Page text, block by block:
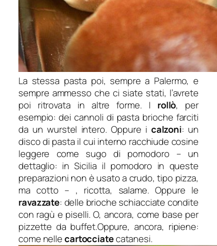
La stessa pasta poi, sempre a Palermo, e
sempre ammesso che ci siate stati, l’avrete
poi ritrovata in altre forme. I rollò, per
esempio: dei cannoli di pasta brioche farciti
da un wurstel intero. Oppure i calzoni: un
disco di pasta il cui interno racchiude cosine
leggere come sugo di pomodoro – un
dettaglio: in Sicilia il pomodoro in queste
preparazioni non è usato a crudo, tipo pizza,
ma cotto – , ricotta, salame. Oppure le
ravazzate: delle brioche schiacciate condite
con ragù e piselli. O, ancora, come base per
pizzette da buffet.Oppure, ancora, ripiene:
come nellecartocciatecatanesi.